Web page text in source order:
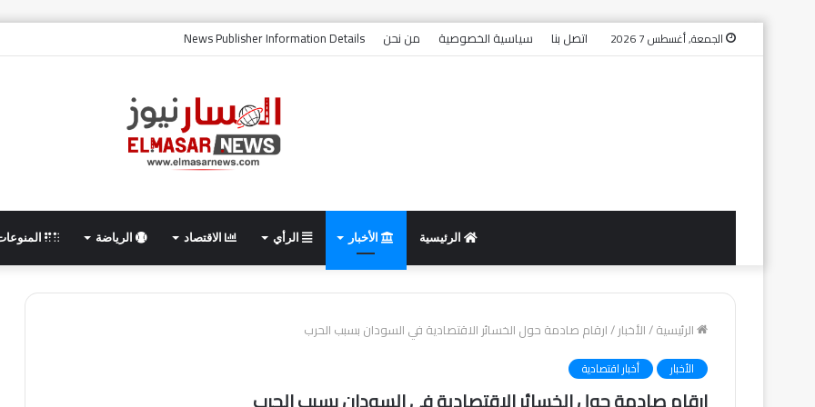
الجمعة, أغسطس 7 2026 اتصل بنا سياسية الخصوصية من نحن News Publisher Information Details
الرئيسية الأخبار الرأي الاقتصاد الرياضة
الرئيسية/الأخبار/ارقام صادمة حول الخسائر الاقتصادية في السودان بسبب الحرب
الأخبار أخبار اقتصادية